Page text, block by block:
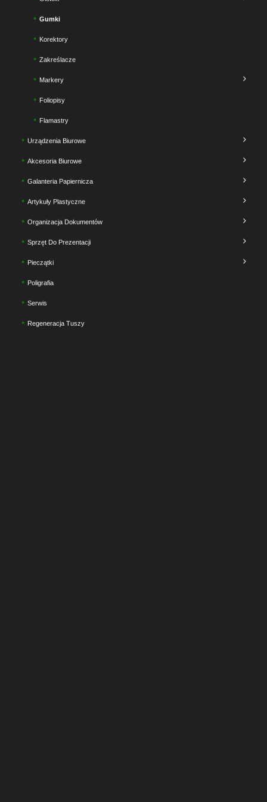
Gumki
Korektory
Zakreślacze
Markery
Foliopisy
Flamastry
Urządzenia Biurowe
Akcesoria Biurowe
Galanteria Papiernicza
Artykuły Plastyczne
Organizacja Dokumentów
Sprzęt Do Prezentacji
Pieczątki
Poligrafia
Serwis
Regeneracja Tuszy